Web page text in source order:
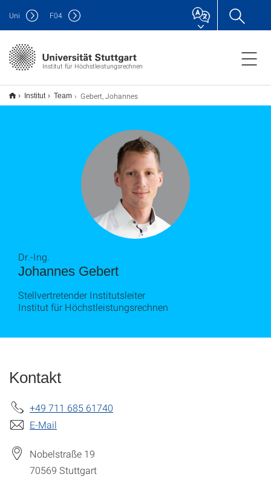
Institut für Höchstleistungsrechnen
Uni F04
Institut Team Gebert, Johannes
Johannes Gebert
Dr.-Ing.
Stellvertretender Institutsleiter
Institut für Höchstleistungsrechnen
Kontakt
+49 711 685 61740
E-Mail
Nobelstraße 19
70569 Stuttgart